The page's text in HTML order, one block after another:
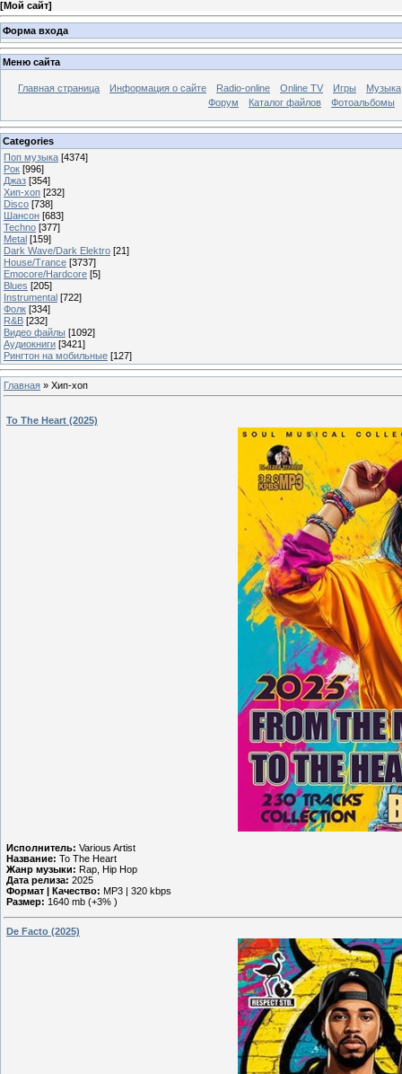
[Мой сайт]
Форма входа
Меню сайта
Главная страница Информация о сайте Radio-online Online TV Игры
Музыка
Форум
Каталог файлов Фотоальбомы
Categories
Поп музыка [4374]
Рок [996]
Джаз [354]
Хип-хоп [232]
Disco [738]
Шансон [683]
Techno [377]
Metal [159]
Dark Wave/Dark Elektro [21]
House/Trance [3737]
Emocore/Hardcore [5]
Blues [205]
Instrumental [722]
Фолк [334]
R&B [232]
Видео файлы [1092]
Аудиокниги [3421]
Рингтон на мобильные [127]
Главная » Хип-хоп
To The Heart (2025)
Исполнитель: Various Artist
Название: To The Heart
Жанр музыки: Rap, Hip Hop
Дата релиза: 2025
Формат | Качество: MP3 | 320 kbps
Размер: 1640 mb (+3% )
De Facto (2025)